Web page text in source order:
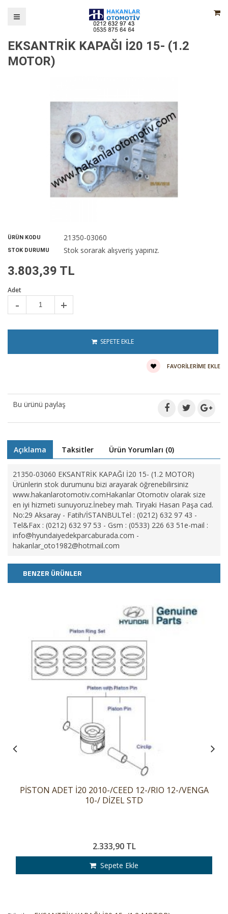
EKSANTRİK KAPAĞI İ20 15- (1.2
MOTOR)
ÜRÜN KODU 21350-03060
STOK DURUMU Stok sorarak alışveriş yapınız.
3.803,39 TL
Adet
- +
SEPETE EKLE
FAVORILERIME EKLE
Bu ürünü paylaş
Açıklama Taksitler Ürün Yorumları (0)
21350-03060 EKSANTRİK KAPAĞI İ20 15- (1.2 MOTOR)
Ürünlerin stok durumunu bizi arayarak öğrenebilirsiniz
www.hakanlarotomotiv.comHakanlar Otomotiv olarak size
en iyi hizmeti sunuyoruz.İnebey mah. Tiryaki Hasan Paşa cad.
No:29 Aksaray - Fatih/İSTANBULTel : (0212) 632 97 43 -
Tel&Fax : (0212) 632 97 53 - Gsm : (0533) 226 63 51e-mail :
info@hyundaiyedekparcaburada.com -
hakanlar_oto1982@hotmail.com
BENZER ÜRÜNLER
PİSTON ADET İ20 2010-/CEED 12-/RIO 12-/VENGA
10-/ DİZEL STD
2.333,90 TL
Sepete Ekle